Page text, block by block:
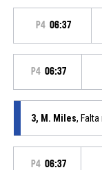
P4 06:37
P4 06:37
3, M. Miles, Falta
P4 06:37